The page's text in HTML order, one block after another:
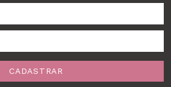
CADASTRAR